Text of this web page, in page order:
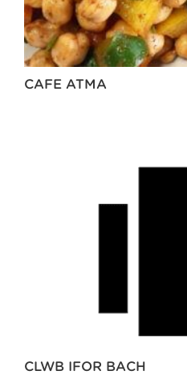
CAFE ATMA
CLWB IFOR BACH